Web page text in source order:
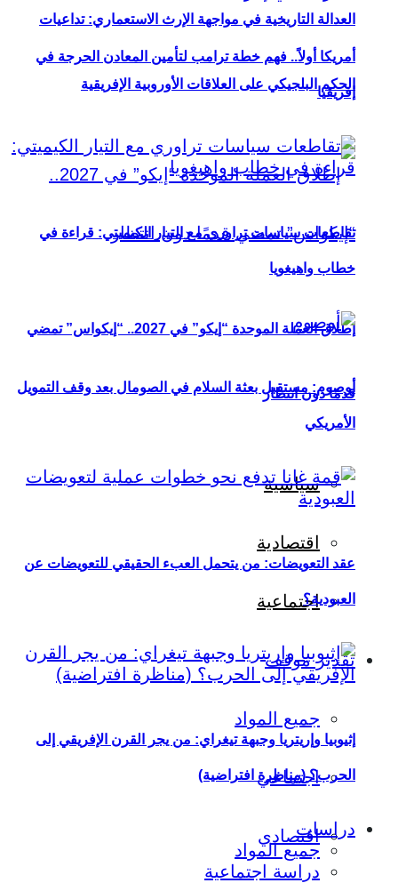
العدالة التاريخية في مواجهة الإرث الاستعماري: تداعيات
الحكم البلجيكي على العلاقات الأوروبية الإفريقية
إطلاق العملة الموحدة “إيكو” في 2027.. “إيكواس” تمضي
قدمًا دون انتظار
سياسية
اقتصادية
اجتماعية
تقدير موقف
جميع المواد
اجتماعي
اقتصادي
أمريكا أولاً.. فهم خطة ترامب لتأمين المعادن الحرجة في
إفريقيا
تقاطعات سياسات تراوري مع التيار الكيميتي: قراءة في
خطاب واهيغويا
أوصوم: مستقبل بعثة السلام في الصومال بعد وقف التمويل
الأمريكي
عقد التعويضات: من يتحمل العبء الحقيقي للتعويضات عن
العبودية؟
إثيوبيا وإريتريا وجبهة تيغراي: من يجر القرن الإفريقي إلى
الحرب؟ (مناظرة افتراضية)
دراسات
جميع المواد
دراسة اجتماعية